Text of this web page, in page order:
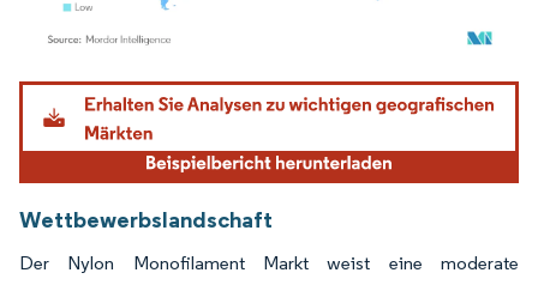
Bild © Mordor Intelligence. Wiederverwendung erfordert Namensnennung gemäß
Wettbewerbslandschaft
Der Nylon Monofilament Markt weist eine moderate